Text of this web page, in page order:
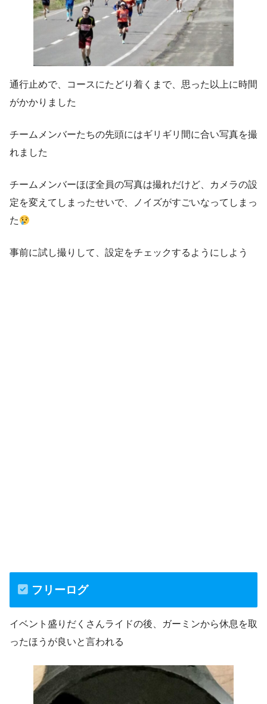
通行止めで、コースにたどり着くまで、思った以上に時間
がかかりました
チームメンバーたちの先頭にはギリギリ間に合い写真を撮
れました
チームメンバーほぼ全員の写真は撮れだけど、カメラの設
定を変えてしまったせいで、ノイズがすごいなってしまっ
た
事前に試し撮りして、設定をチェックするようにしよう
フリーログ
イベント盛りだくさんライドの後、ガーミンから休息を取
ったほうが良いと言われる